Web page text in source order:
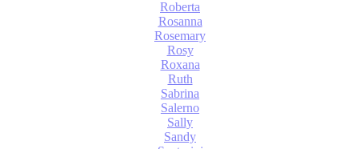
Roberta
Rosanna
Rosemary
Rosy
Roxana
Ruth
Sabrina
Salerno
Sally
Sandy